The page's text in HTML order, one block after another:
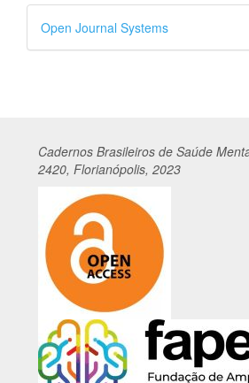
Desenvolvido
por
Open Journal Systems
Cadernos Brasileiros de Saúde
2420, Florianópolis, 2023